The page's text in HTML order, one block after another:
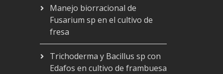
Manejo biorracional de
Fusarium sp en el cultivo de
fresa
Trichoderma y Bacillus sp con
Edafos en cultivo de frambuesa